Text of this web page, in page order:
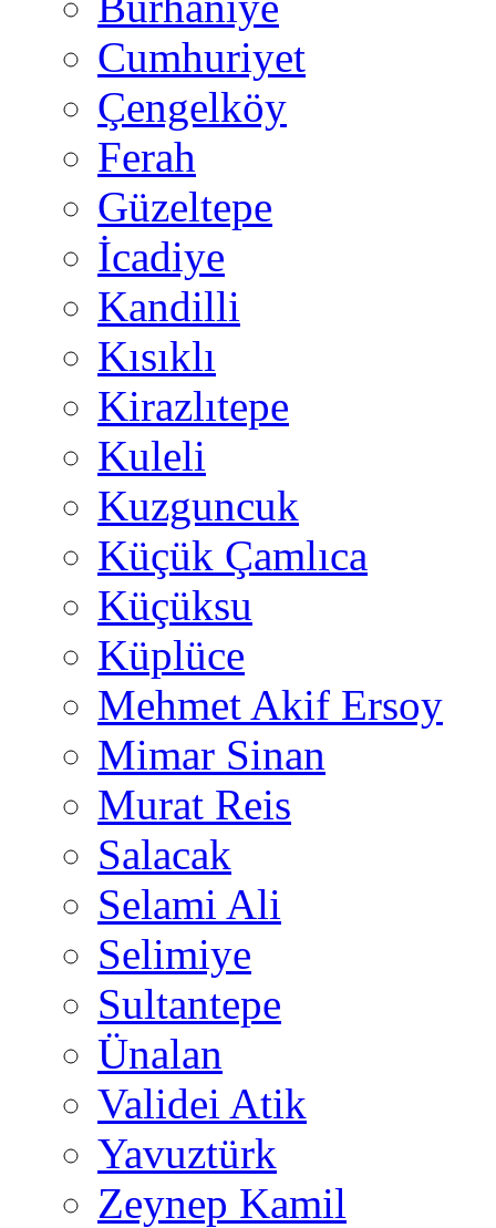
Cumhuriyet
Çengelköy
Ferah
Güzeltepe
İcadiye
Kandilli
Kısıklı
Kirazlıtepe
Kuleli
Kuzguncuk
Küçük Çamlıca
Küçüksu
Küplüce
Mehmet Akif Ersoy
Mimar Sinan
Murat Reis
Salacak
Selami Ali
Selimiye
Sultantepe
Ünalan
Validei Atik
Yavuztürk
Zeynep Kamil